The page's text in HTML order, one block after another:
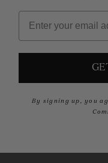
Adresse e-mail
By signing up, you